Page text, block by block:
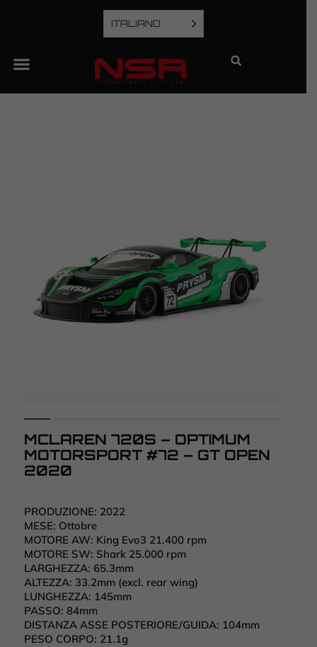
ITALIANO
MCLAREN 720S – OPTIMUM
MOTORSPORT #72 – GT OPEN
2020
PRODUZIONE: 2022
MESE: Ottobre
MOTORE AW: King Evo3 21.400 rpm
MOTORE SW: Shark 25.000 rpm
LARGHEZZA: 65.3mm
ALTEZZA: 33.2mm (excl. rear wing)
LUNGHEZZA: 145mm
PASSO: 84mm
DISTANZA ASSE POSTERIORE/GUIDA: 104mm
PESO CORPO: 21.1g